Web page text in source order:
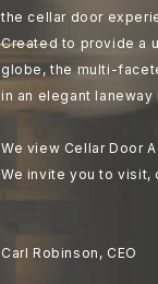
the cellar door
Created to provide a
globe, the multi-
in an elegant laneway
We view Cellar Door
We invite you to visit,
Carl Robinson, CEO